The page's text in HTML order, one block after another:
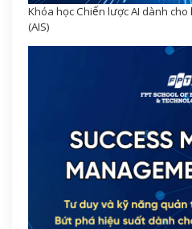
Khóa học Chiến lược AI dành cho
(AIS)